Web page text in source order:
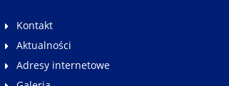
Kontakt
Aktualności
Adresy internetowe